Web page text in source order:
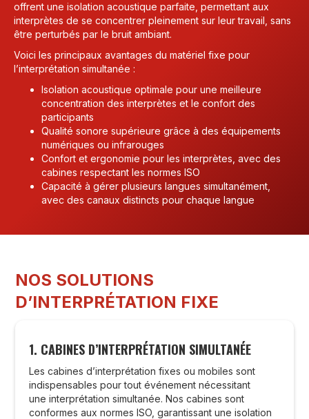
offrent une isolation acoustique parfaite, permettant aux
interprètes de se concentrer pleinement sur leur travail, sans
être perturbés par le bruit ambiant.
Voici les principaux avantages du matériel fixe pour
l’interprétation simultanée :
Isolation acoustique optimale pour une meilleure
concentration des interprètes et le confort des
participants
Qualité sonore supérieure grâce à des équipements
numériques ou infrarouges
Confort et ergonomie pour les interprètes, avec des
cabines respectant les normes ISO
Capacité à gérer plusieurs langues simultanément,
avec des canaux distincts pour chaque langue
NOS SOLUTIONS
D’INTERPRÉTATION FIXE
1. CABINES D’INTERPRÉTATION SIMULTANÉE
Les cabines d’interprétation fixes ou mobiles sont
indispensables pour tout événement nécessitant
une interprétation simultanée. Nos cabines sont
conformes aux normes ISO, garantissant une isolation